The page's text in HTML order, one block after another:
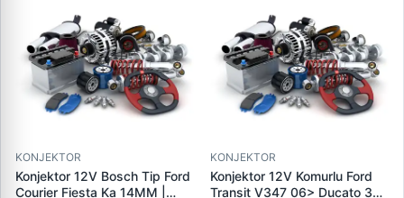
KONJEKTOR
Konjektor 12V Bosch Tip Ford
Courier Fiesta Ka 14MM |
KONJEKTOR
Konjektor 12V Komurlu Ford
Transit V347 06> Ducato 3